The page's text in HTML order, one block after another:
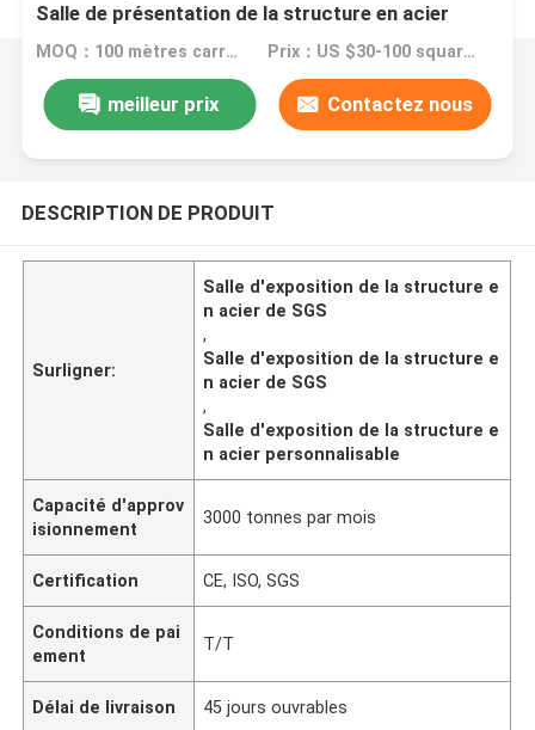
Salle de présentation de la structure en acier
personnalisable
MOQ：100 mètres carrés Prix：US $30-100 square meter
meilleur prix Contactez nous
DESCRIPTION DE PRODUIT
Surligner:
Salle d'exposition de la structure e
n acier de SGS
,
Salle d'exposition de la structure e
n acier de SGS
,
Salle d'exposition de la structure e
n acier personnalisable
Capacité d'approv
isionnement
3000 tonnes par mois
Certification CE, ISO, SGS
Conditions de pai
ement
T/T
Délai de livraison 45 jours ouvrables